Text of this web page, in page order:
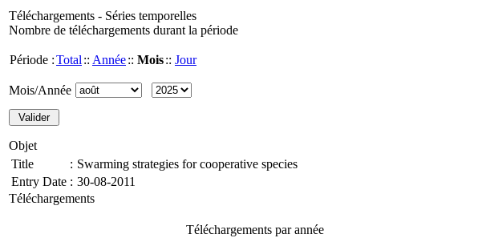
Téléchargements - Séries temporelles
Nombre de téléchargements durant la période
Période :Total :: Année:: Mois:: Jour
Mois/Année
Objet
Title
: Swarming strategies for cooperative species
Entry Date : 30-08-2011
Téléchargements
Téléchargements par année